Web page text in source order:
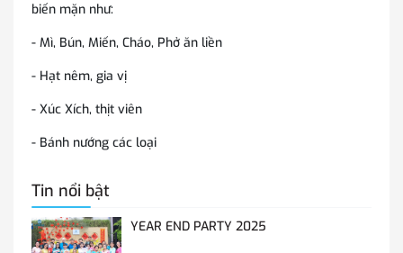
biến mặn như:
- Mì, Bún, Miến, Cháo, Phở ăn liền
- Hạt nêm, gia vị
- Xúc Xích, thịt viên
- Bánh nướng các loại
Tin nổi bật
YEAR END PARTY 2025